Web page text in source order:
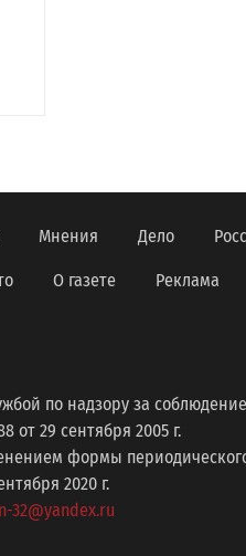
Мнения Дело
О газете Реклама
по надзору за
от 29 сентября 2005 г.
формы
2020 г.
32@yandex.ru